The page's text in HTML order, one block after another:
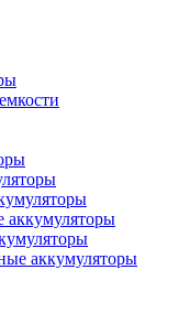
аккумуляторы
аккумуляторы